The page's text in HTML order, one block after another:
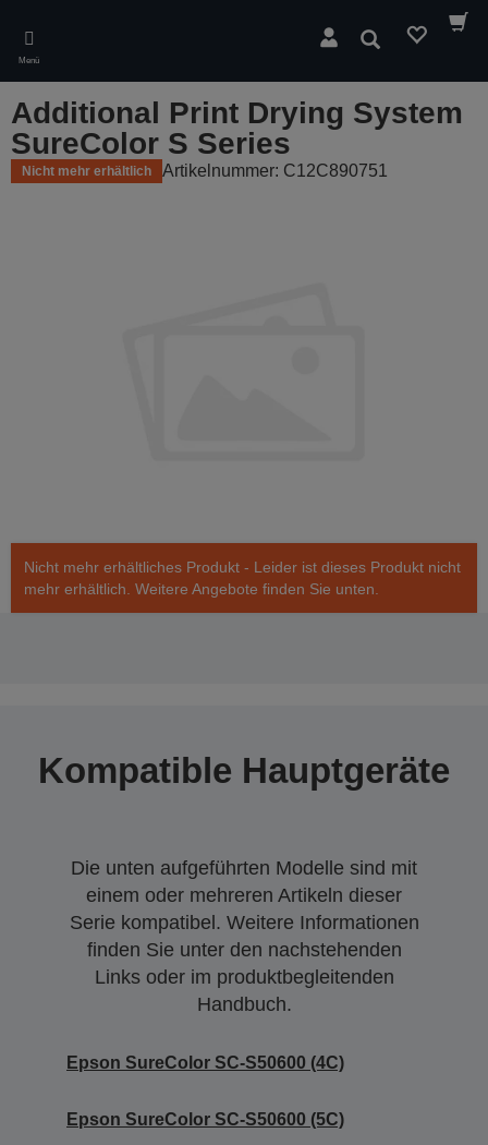
main
content
Menü
Suchen
Additional Print Drying System
SureColor S Series
Nicht mehr erhältlich Artikelnummer: C12C890751
Nicht mehr erhältliches Produkt - Leider ist dieses Produkt nicht
mehr erhältlich. Weitere Angebote finden Sie unten.
Kompatible Hauptgeräte
Die unten aufgeführten Modelle sind mit
einem oder mehreren Artikeln dieser
Serie kompatibel. Weitere Informationen
finden Sie unter den nachstehenden
Links oder im produktbegleitenden
Handbuch.
Epson SureColor SC-S50600 (4C)
Epson SureColor SC-S50600 (5C)